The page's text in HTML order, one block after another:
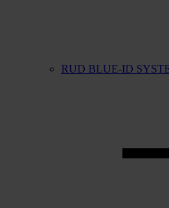
RUD BLUE-ID